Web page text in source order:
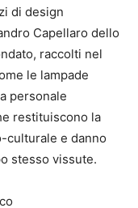
di design
Capellaro dello
raccolti nel
le lampade
personale
restituiscono la
culturale e danno
stesso vissute.